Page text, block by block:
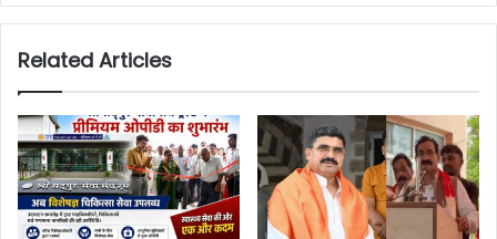
Related Articles